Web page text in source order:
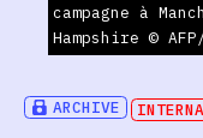
ARCHIVE
campagne à
Hampshire ©